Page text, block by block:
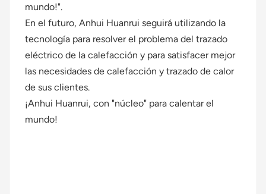
mundo!".
En el futuro, Anhui Huanrui seguirá utilizando la
tecnología para resolver el problema del trazado
eléctrico de la calefacción y para satisfacer mejor
las necesidades de calefacción y trazado de calor
de sus clientes.
¡Anhui Huanrui, con "núcleo" para calentar el
mundo!